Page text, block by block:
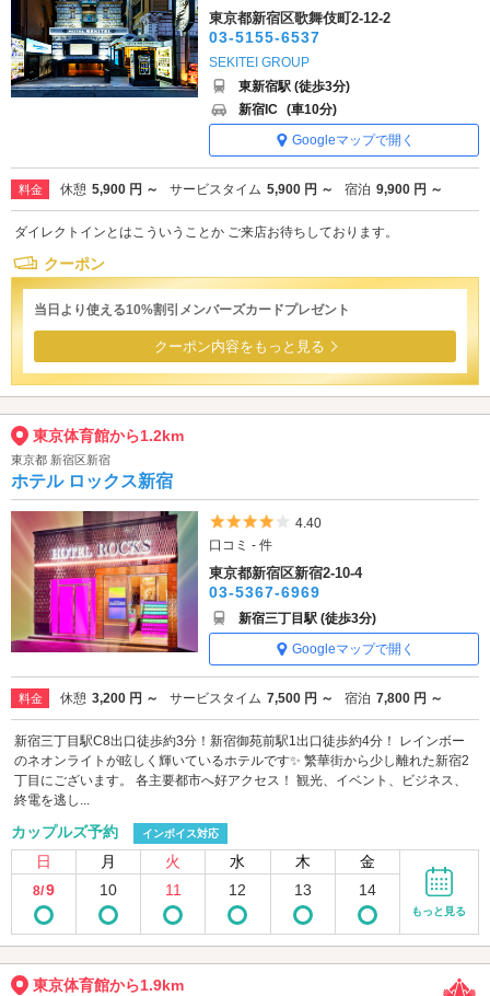
東京都新宿区歌舞伎町2-12-2
03-5155-6537
SEKITEI GROUP
東新宿駅 (徒歩3分)
新宿IC (車10分)
Googleマップで開く
料金 休憩 5,900 円 ～ サービスタイム 5,900 円 ～ 宿泊 9,900 円 ～
ダイレクトインとはこういうことか ご来店お待ちしております。
クーポン
当日より使える10%割引メンバーズカードプレゼント
クーポン内容をもっと見る
東京体育館から1.2km
東京都 新宿区新宿
ホテル ロックス新宿
5つ星のうち4
4.40
口コミ - 件
東京都新宿区新宿2-10-4
03-5367-6969
新宿三丁目駅 (徒歩3分)
Googleマップで開く
料金 休憩 3,200 円 ～ サービスタイム 7,500 円 ～ 宿泊 7,800 円 ～
新宿三丁目駅C8出口徒歩約3分！新宿御苑前駅1出口徒歩約4分！ レインボー
のネオンライトが眩しく輝いているホテルです✨ 繁華街から少し離れた新宿2
丁目にございます。 各主要都市へ好アクセス！ 観光、イベント、ビジネス、
終電を逃し...
カップルズ予約 インボイス対応
日 月 火 水 木 金
8/9 10 11 12 13 14
もっと見る
東京体育館から1.9km